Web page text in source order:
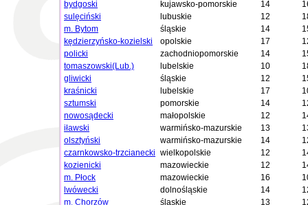
bydgoski kujawsko-pomorskie 14
sulęciński
lubuskie 12
m. Bytom
śląskie 14
kędzierzyńsko-kozielski
opolskie 17
policki
zachodniopomorskie 14
tomaszowski(Lub.)
lubelskie 10
gliwicki
śląskie 12
kraśnicki
lubelskie 17
sztumski
pomorskie 14
nowosądecki
małopolskie 12
iławski
warmińsko-mazurskie 13
olsztyński
warmińsko-mazurskie 14
czarnkowsko-trzcianecki wielkopolskie 12
kozienicki
mazowieckie 12
m. Płock
mazowieckie 16
lwówecki
dolnośląskie 14
m. Chorzów
śląskie 13